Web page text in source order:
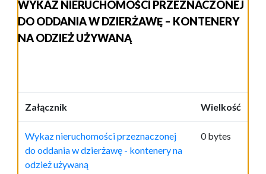
WYKAZ NIERUCHOMOŚCI PRZEZNACZONEJ
DO ODDANIA W DZIERŻAWĘ – KONTENERY
NA ODZIEŻ UŻYWANĄ
Załącznik Wielkość
Wykaz nieruchomości przeznaczonej
do oddania w dzierżawę - kontenery na
odzież używaną
0 bytes